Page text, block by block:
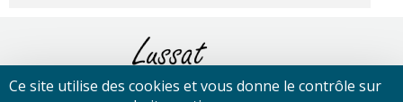
Ce site utilise des cookies et vous donne le contrôle sur